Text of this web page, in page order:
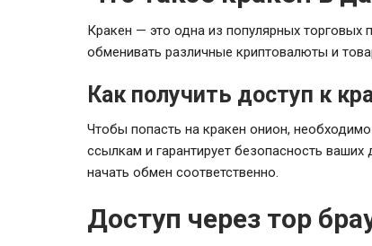
Кракен — это одна из популярных торговых
обменивать различные криптовалюты и
Как получить доступ к
Чтобы попасть на кракен онион,
ссылкам и гарантирует безопасность
начать обмен соответственно.
Доступ через тор